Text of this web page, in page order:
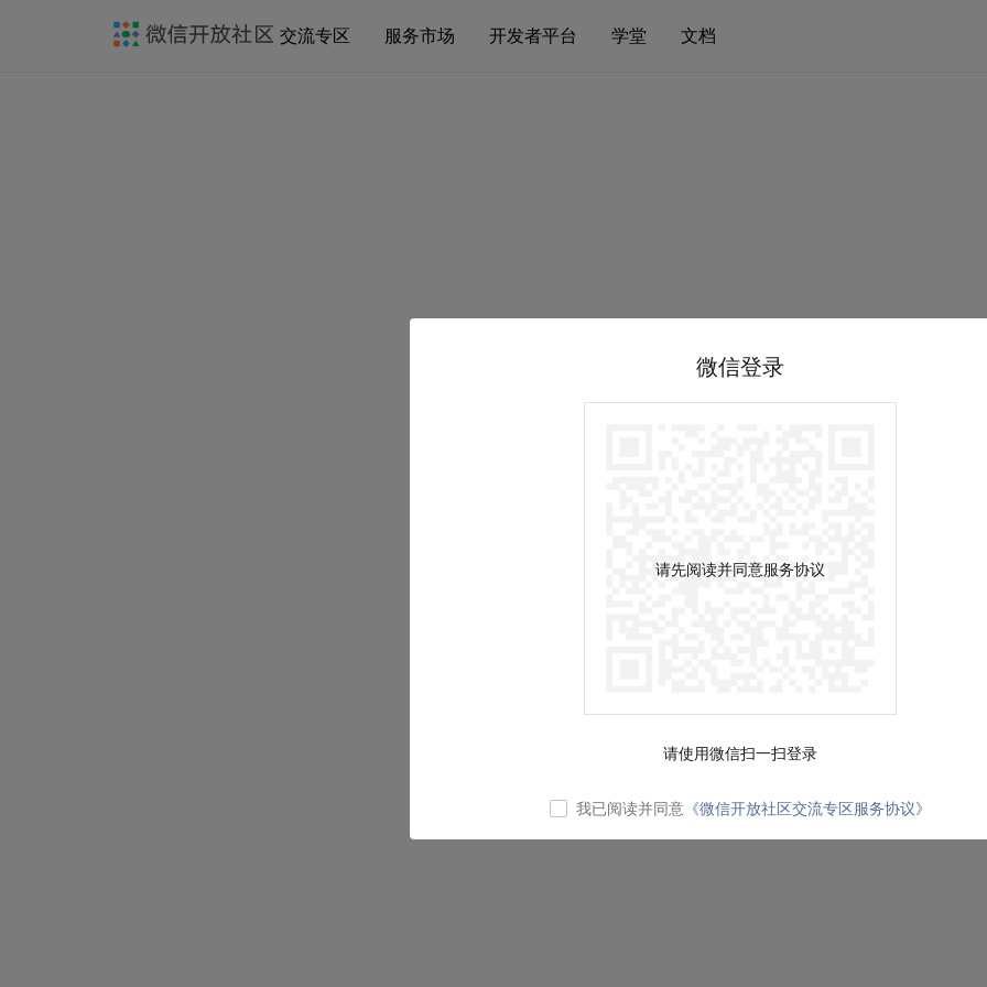
交流专区 服务市场 开发者平台 学堂 文档
微信登录
请先阅读并同意服务协议
请使用微信扫一扫登录
我已阅读并同意 《微信开放社区交流专区服务协议》